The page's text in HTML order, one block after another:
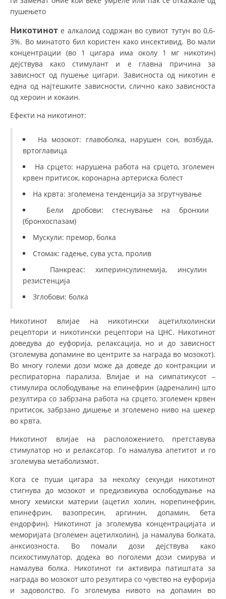
пушењето
Никотиноте алкалоид содржан во сувиот тутун во 0,6-
3%. Во минатото бил користен како инсективид. Во мали
концентрации (во 1 цигара има околу 1 мг никотин)
дејствува како стимулант и е главна причина за
зависност од пушење цигари. Зависноста од никотин е
една од најтешките зависности, слично како зависноста
од хероин и кокаин.
Ефекти на никотинот:
На мозокот: главоболка, нарушен сон, возбуда,
вртоглавица
На срцето: нарушена работа на срцето, зголемен
крвен притисок, коронарна артериска болест
На крвта: зголемена тенденција за згрутчување
Бели дробови: стеснување на бронхии
(бронхоспазам)
Мускули: премор, болка
Стомак: гадење, сува уста, пролив
Панкреас: хиперинсулинемија, инсулин
резистенција
Зглобови: болка
Никотинот влијае на никотински ацетилхолински
рецептори и никотински рецептори на ЦНС. Никотинот
доведува до еуфорија, релаксација, но и до зависност
(зголемува допамине во центрите за награда во мозокот).
Во многу големи дози може да доведе до контракции и
респираторна парализа. Влијае и на симпатикусот –
стимулира ослободување на епинефрин (адреналин) што
резултира со забрзана работа на срцето, зголемен крвен
притисок, забрзано дишење и зголемено ниво на шекер
во крвта.
Никотинот влијае на расположението, претставува
стимулатор но и релаксатор. Го намалува апетитот и го
зголемува метаболизмот.
Кога се пуши цигара за неколку секунди никотинот
стигнува до мозокот и предизвикува ослободување на
многу хемиски материи (ацетил холин, норепинефрин,
епинефрин, вазопресин, аргинин, допамин, бета
ендорфин). Никотинот ја зголемува концентрацијата и
меморијата (зголемен ацетилхолин), ја намалува болката,
анксиозноста. Во помали дози дејствува како
психостимулатор, додека во поголеми дози смирува и
намалува болка. Никотинот ги активира патиштата за
награда во мозокот што резултира со чувство на еуфорија
и задоволство. Го зголемува нивото на допамин во